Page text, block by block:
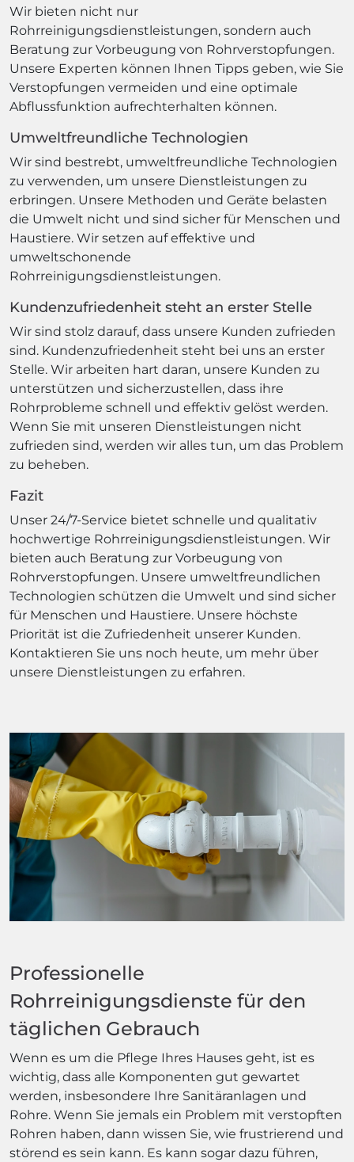
Wir bieten nicht nur
Rohrreinigungsdienstleistungen, sondern auch
Beratung zur Vorbeugung von Rohrverstopfungen.
Unsere Experten können Ihnen Tipps geben, wie Sie
Verstopfungen vermeiden und eine optimale
Abflussfunktion aufrechterhalten können.
Umweltfreundliche Technologien
Wir sind bestrebt, umweltfreundliche Technologien
zu verwenden, um unsere Dienstleistungen zu
erbringen. Unsere Methoden und Geräte belasten
die Umwelt nicht und sind sicher für Menschen und
Haustiere. Wir setzen auf effektive und
umweltschonende
Rohrreinigungsdienstleistungen.
Kundenzufriedenheit steht an erster Stelle
Wir sind stolz darauf, dass unsere Kunden zufrieden
sind. Kundenzufriedenheit steht bei uns an erster
Stelle. Wir arbeiten hart daran, unsere Kunden zu
unterstützen und sicherzustellen, dass ihre
Rohrprobleme schnell und effektiv gelöst werden.
Wenn Sie mit unseren Dienstleistungen nicht
zufrieden sind, werden wir alles tun, um das Problem
zu beheben.
Fazit
Unser 24/7-Service bietet schnelle und qualitativ
hochwertige Rohrreinigungsdienstleistungen. Wir
bieten auch Beratung zur Vorbeugung von
Rohrverstopfungen. Unsere umweltfreundlichen
Technologien schützen die Umwelt und sind sicher
für Menschen und Haustiere. Unsere höchste
Priorität ist die Zufriedenheit unserer Kunden.
Kontaktieren Sie uns noch heute, um mehr über
unsere Dienstleistungen zu erfahren.
Professionelle
Rohrreinigungsdienste für den
täglichen Gebrauch
Wenn es um die Pflege Ihres Hauses geht, ist es
wichtig, dass alle Komponenten gut gewartet
werden, insbesondere Ihre Sanitäranlagen und
Rohre. Wenn Sie jemals ein Problem mit verstopften
Rohren haben, dann wissen Sie, wie frustrierend und
störend es sein kann. Es kann sogar dazu führen,